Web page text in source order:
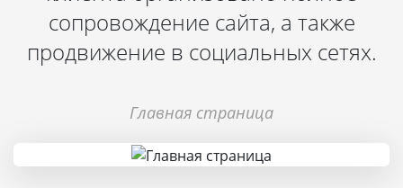
сопровождение сайта, а также
продвижение в социальных сетях.
Главная страница